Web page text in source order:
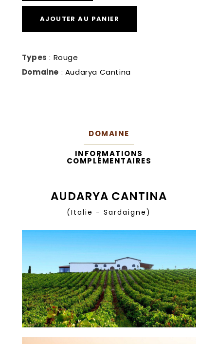
AJOUTER AU PANIER
Types : Rouge
Domaine : Audarya Cantina
DOMAINE
INFORMATIONS
COMPLÉMENTAIRES
AUDARYA CANTINA
(Italie - Sardaigne)